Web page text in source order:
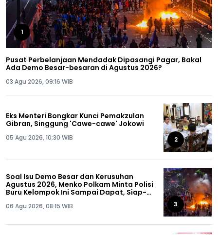
1
Pusat Perbelanjaan Mendadak Dipasangi Pagar, Bakal
Ada Demo Besar-besaran di Agustus 2026?
03 Agu 2026, 09:16 WIB
Eks Menteri Bongkar Kunci Pemakzulan
Gibran, Singgung 'Cawe-cawe' Jokowi
05 Agu 2026, 10:30 WIB 2
Soal Isu Demo Besar dan Kerusuhan
Agustus 2026, Menko Polkam Minta Polisi
Buru Kelompok Ini Sampai Dapat, Siap-
06 Agu 2026, 08:15 WIB 3